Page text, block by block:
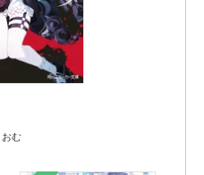
おむ